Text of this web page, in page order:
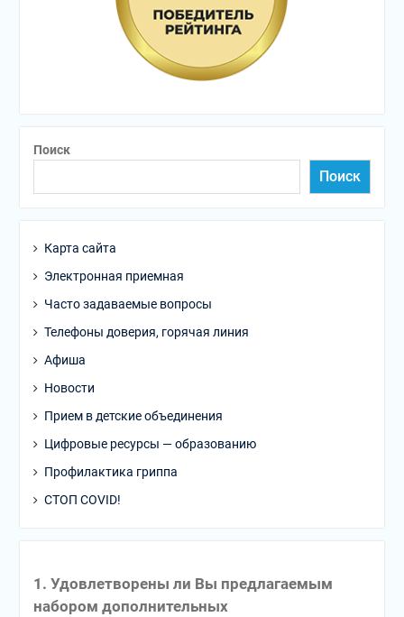
Поиск
Поиск
Карта сайта
Электронная приемная
Часто задаваемые вопросы
Телефоны доверия, горячая линия
Афиша
Новости
Прием в детские объединения
Цифровые ресурсы — образованию
Профилактика гриппа
СТОП COVID!
1. Удовлетворены ли Вы предлагаемым
набором дополнительных